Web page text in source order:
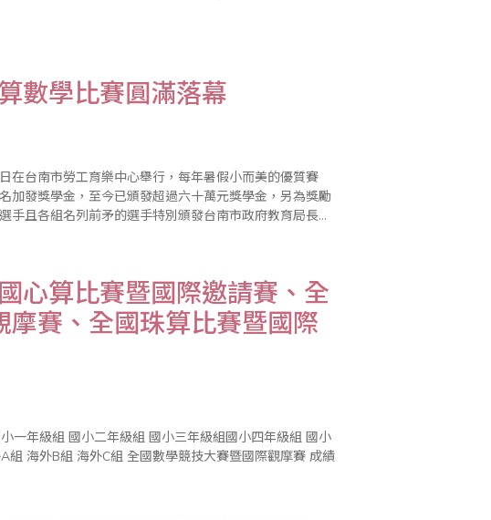
數學比賽圓滿落幕
在台南市勞工育樂中心舉行，每年暑假小而美的優質賽
加發獎學金，至今已頒發超過六十萬元獎學金，另為獎勵
且各組名列前矛的選手特別頒發台南市政府教育局長獎
心算比賽暨國際邀請賽、全
賽、全國珠算比賽暨國際